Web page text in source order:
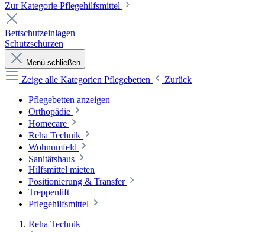
Zur Kategorie Pflegehilfsmittel
Bettschutzeinlagen
Schutzschürzen
Menü schließen
Zeige alle Kategorien Pflegebetten
Zurück
Pflegebetten anzeigen
Orthopädie
Homecare
Reha Technik
Wohnumfeld
Sanitätshaus
Hilfsmittel mieten
Positionierung & Transfer
Treppenlift
Pflegehilfsmittel
Reha Technik